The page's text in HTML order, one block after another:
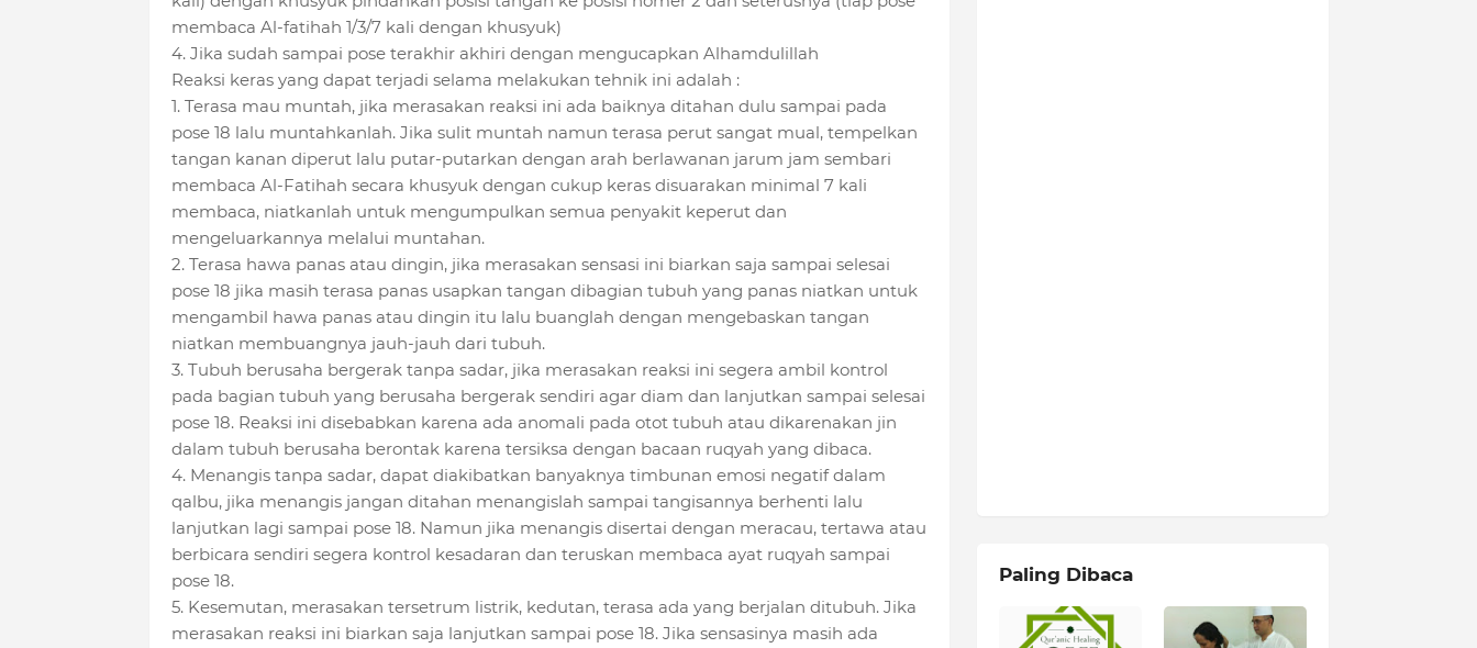
membaca Al-fatihah 1/3/7 kali dengan khusyuk)
4. Jika sudah sampai pose terakhir akhiri dengan mengucapkan Alhamdulillah
Reaksi keras yang dapat terjadi selama melakukan tehnik ini adalah :
1. Terasa mau muntah, jika merasakan reaksi ini ada baiknya ditahan dulu sampai pada
pose 18 lalu muntahkanlah. Jika sulit muntah namun terasa perut sangat mual, tempelkan
tangan kanan diperut lalu putar-putarkan dengan arah berlawanan jarum jam sembari
membaca Al-Fatihah secara khusyuk dengan cukup keras disuarakan minimal 7 kali
membaca, niatkanlah untuk mengumpulkan semua penyakit keperut dan
mengeluarkannya melalui muntahan.
2. Terasa hawa panas atau dingin, jika merasakan sensasi ini biarkan saja sampai selesai
pose 18 jika masih terasa panas usapkan tangan dibagian tubuh yang panas niatkan untuk
mengambil hawa panas atau dingin itu lalu buanglah dengan mengebaskan tangan
niatkan membuangnya jauh-jauh dari tubuh.
3. Tubuh berusaha bergerak tanpa sadar, jika merasakan reaksi ini segera ambil kontrol
pada bagian tubuh yang berusaha bergerak sendiri agar diam dan lanjutkan sampai selesai
pose 18. Reaksi ini disebabkan karena ada anomali pada otot tubuh atau dikarenakan jin
dalam tubuh berusaha berontak karena tersiksa dengan bacaan ruqyah yang dibaca.
4. Menangis tanpa sadar, dapat diakibatkan banyaknya timbunan emosi negatif dalam
qalbu, jika menangis jangan ditahan menangislah sampai tangisannya berhenti lalu
lanjutkan lagi sampai pose 18. Namun jika menangis disertai dengan meracau, tertawa atau
berbicara sendiri segera kontrol kesadaran dan teruskan membaca ayat ruqyah sampai
pose 18.
5. Kesemutan, merasakan tersetrum listrik, kedutan, terasa ada yang berjalan ditubuh. Jika
merasakan reaksi ini biarkan saja lanjutkan sampai pose 18. Jika sensasinya masih ada
Paling Dibaca